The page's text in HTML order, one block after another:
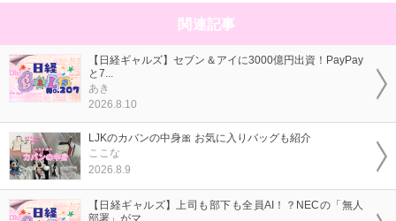
関連記事
【日経ギャルズ】セブン＆アイに3000億円出資！PayPay
と7...
あき
2026.8.10
LJKのカバンの中身🎀 お気に入りバッグも紹介
ここな
2026.8.9
【日経ギャルズ】上司も部下も全員AI！？NECの「無人
部署」がマ...